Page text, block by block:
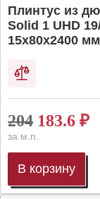
Плинтус из
Solid 1 UHD
15х80х2400
204 183.6 ₽
за м.п.
В корзину